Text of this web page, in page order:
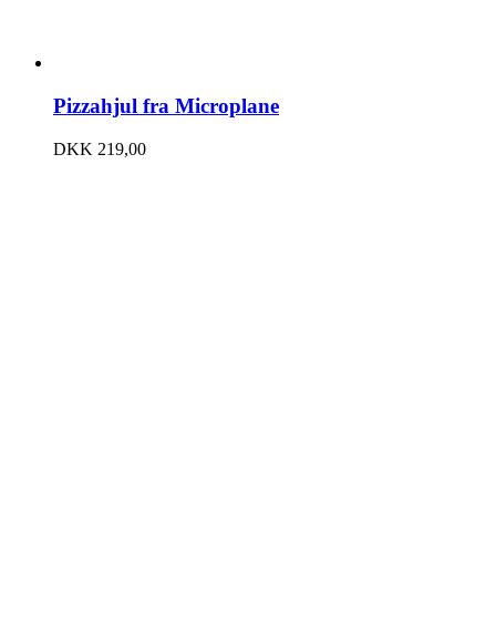
Pizzahjul fra Microplane
DKK 219,00